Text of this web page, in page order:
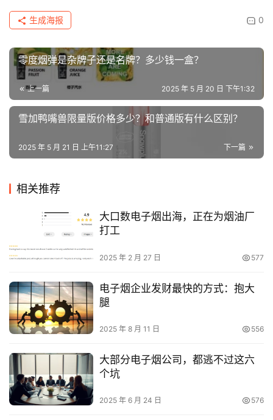
0
生成海报
零度烟弹是杂牌子还是名牌？多少钱一盒？
上一篇 2025 年 5 月 20 日 下午1:32
雪加鸭嘴兽限量版价格多少？和普通版有什么区别？
下一篇
2025 年 5 月 21 日 上午11:27
相关推荐
大口数电子烟出海，正在为烟油厂
打工
2025 年 2 月 27 日 577
电子烟企业发财最快的方式：抱大
腿
2025 年 8 月 11 日 556
大部分电子烟公司，都逃不过这六
个坑
2025 年 6 月 24 日 576